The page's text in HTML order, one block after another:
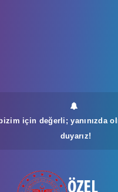
bizim için değerli; yanınızda
duyarız!